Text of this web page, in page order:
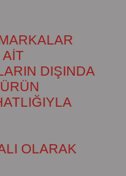
DIŞINDA
OLARAK